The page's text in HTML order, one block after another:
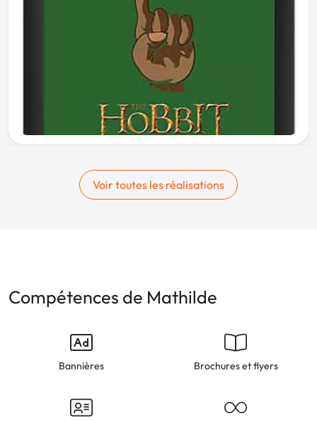
Voir toutes les réalisations
Compétences de Mathilde
Bannières Brochures et flyers